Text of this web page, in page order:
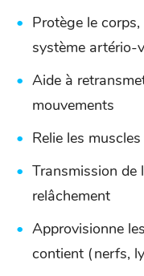
Protège le
système artério-
Aide à
mouvements
Relie les
Transmission de
relâchement
Approvisionne
contient (nerfs,